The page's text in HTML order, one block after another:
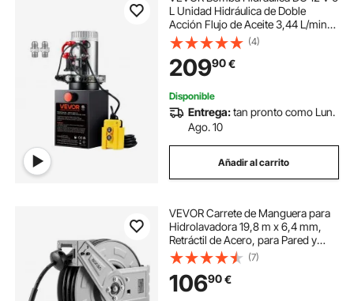
L Unidad Hidráulica de Doble
Acción Flujo de Aceite 3,44 L/min
Presión Máxima de Descarga 22
MPa para Volquete, Plataforma
Elevadora, Remolque, Elevación y
Descarga
(4)
20990€
Disponible
Entrega:tan pronto como Lun.
Ago. 10
Añadir al carrito
VEVOR Carrete de Manguera para
Hidrolavadora 19,8 m x 6,4 mm,
Retráctil de Acero, para Pared y
Suelo, Presión de 220,6 bar,
Rebobinado Automático para
Lavado de Coches, Suelos y
Jardines, Negro
(7)
10690€